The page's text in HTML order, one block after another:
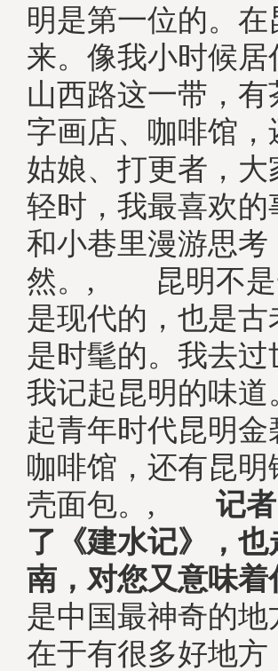
明是第一位的。
来。像我小时候
山西路这一带，
字画店、咖啡馆
姑娘、打更者，
轻时，我最喜欢
和小巷里漫游思
然。, 昆明不是
是现代的，也是
是时髦的。我去
我记起昆明的味
起青年时代昆明
咖啡馆，还有昆
壳面包。, 记者
了《建水记》，
南，对您又意味着
是中国最神奇的
在于有很多好地